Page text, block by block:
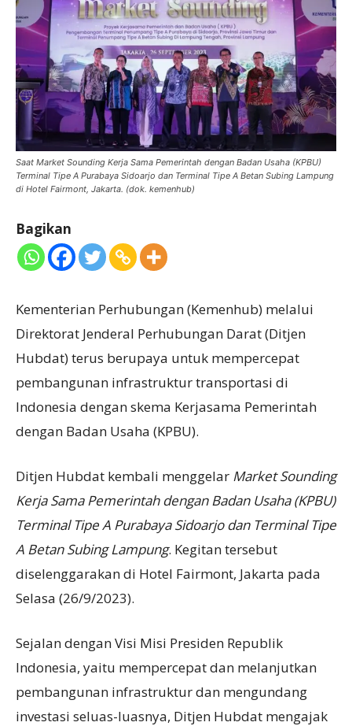
Saat Market Sounding Kerja Sama Pemerintah dengan Badan Usaha (KPBU)
Terminal Tipe A Purabaya Sidoarjo dan Terminal Tipe A Betan Subing Lampung
di Hotel Fairmont, Jakarta. (dok. kemenhub)
Bagikan
Kementerian Perhubungan (Kemenhub) melalui
Direktorat Jenderal Perhubungan Darat (Ditjen
Hubdat) terus berupaya untuk mempercepat
pembangunan infrastruktur transportasi di
Indonesia dengan skema Kerjasama Pemerintah
dengan Badan Usaha (KPBU).
Ditjen Hubdat kembali menggelar Market Sounding
KerjaSama Pemerintah dengan Badan Usaha (KPBU)
Terminal Tipe A Purabaya Sidoarjo dan Terminal Tipe
A Betan Subing Lampung. Kegitan tersebut
diselenggarakan di Hotel Fairmont, Jakarta pada
Selasa (26/9/2023).
Sejalan dengan Visi Misi Presiden Republik
Indonesia, yaitu mempercepat dan melanjutkan
pembangunan infrastruktur dan mengundang
investasi seluas-luasnya, Ditjen Hubdat mengajak